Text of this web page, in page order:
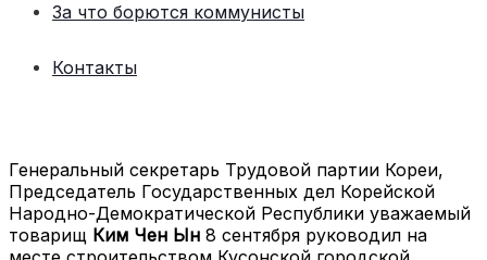
За что борются коммунисты
Контакты
Генеральный секретарь Трудовой партии Кореи,
Председатель Государственных дел Корейской
Народно-Демократической Республики уважаемый
товарищ Ким Чен Ын 8 сентября руководил на